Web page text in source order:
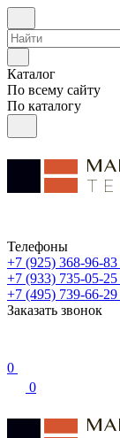
Каталог
По всему сайту
По каталогу
Телефоны
+7 (925) 368-96-83
+7 (933) 735-05-25
+7 (495) 739-66-29
Заказать звонок
0
0